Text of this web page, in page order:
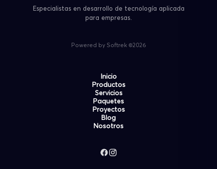
Inicio
Productos
Servicios
Paquetes
Proyectos
Blog
Nosotros
Especialistas en desarrollo de tecnología aplicada
para empresas.
Powered by Softrek ©2026